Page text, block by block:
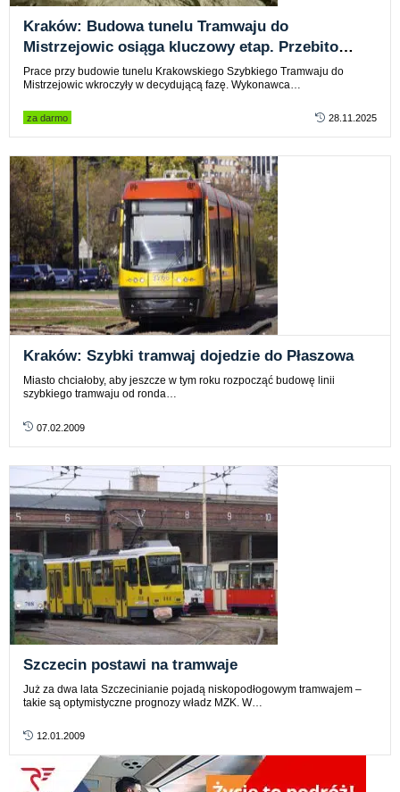
Kraków: Budowa tunelu Tramwaju do
Mistrzejowic osiąga kluczowy etap. Przebito
południowy korytarz
Prace przy budowie tunelu Krakowskiego Szybkiego Tramwaju do
Mistrzejowic wkroczyły w decydującą fazę. Wykonawca…
za darmo 28.11.2025
Kraków: Szybki tramwaj dojedzie do Płaszowa
Miasto chciałoby, aby jeszcze w tym roku rozpocząć budowę linii
szybkiego tramwaju od ronda…
07.02.2009
Szczecin postawi na tramwaje
Już za dwa lata Szczecinianie pojadą niskopodłogowym tramwajem –
takie są optymistyczne prognozy władz MZK. W…
12.01.2009